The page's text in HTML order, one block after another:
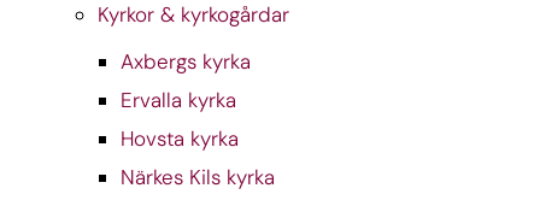
Kyrkor & kyrkogårdar
Axbergs kyrka
Ervalla kyrka
Hovsta kyrka
Närkes Kils kyrka